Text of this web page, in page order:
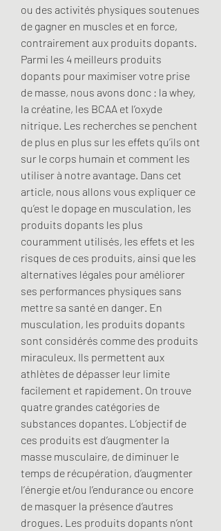
ou des activités physiques soutenues
de gagner en muscles et en force,
contrairement aux produits dopants.
Parmi les 4 meilleurs produits
dopants pour maximiser votre prise
de masse, nous avons donc : la whey,
la créatine, les BCAA et l’oxyde
nitrique. Les recherches se penchent
de plus en plus sur les effets qu’ils ont
sur le corps humain et comment les
utiliser à notre avantage. Dans cet
article, nous allons vous expliquer ce
qu’est le dopage en musculation, les
produits dopants les plus
couramment utilisés, les effets et les
risques de ces produits, ainsi que les
alternatives légales pour améliorer
ses performances physiques sans
mettre sa santé en danger. En
musculation, les produits dopants
sont considérés comme des produits
miraculeux. Ils permettent aux
athlètes de dépasser leur limite
facilement et rapidement. On trouve
quatre grandes catégories de
substances dopantes. L’objectif de
ces produits est d’augmenter la
masse musculaire, de diminuer le
temps de récupération, d’augmenter
l’énergie et/ou l’endurance ou encore
de masquer la présence d’autres
drogues. Les produits dopants n’ont